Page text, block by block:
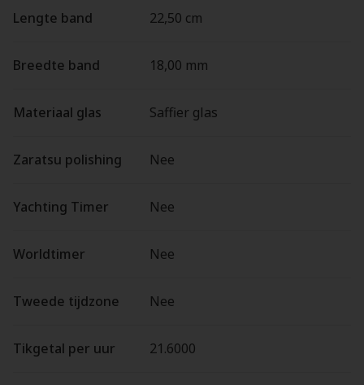
Lengte band 22,50 cm
Breedte band 18,00 mm
Materiaal glas Saffier glas
Zaratsu polishing Nee
Yachting Timer Nee
Worldtimer Nee
Tweede tijdzone Nee
Tikgetal per uur 21.6000